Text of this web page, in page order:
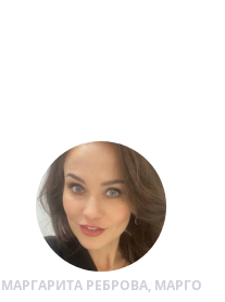
МАРГАРИТА РЕБРОВА, МАРГО